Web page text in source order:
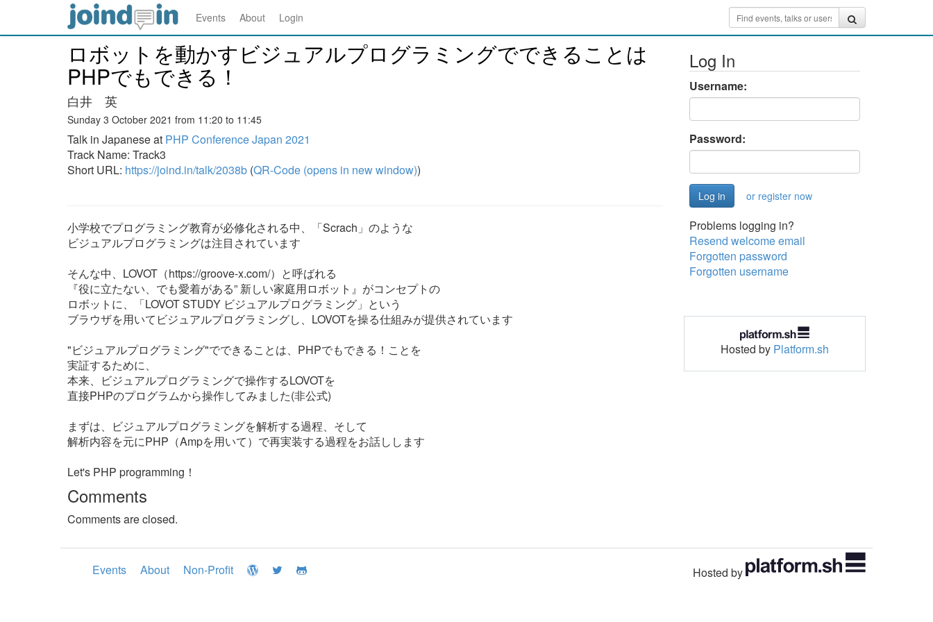
Events About Login
ロボットを動かすビジュアルプログラミングでできることは
PHPでもできる！
白井 英
Sunday 3 October 2021 from 11:20 to 11:45
Talk in Japanese at PHP Conference Japan 2021
Track Name: Track3
Short URL: https://joind.in/talk/2038b (QR-Code (opens in new window))
小学校でプログラミング教育が必修化される中、「Scrach」のような
ビジュアルプログラミングは注目されています
そんな中、LOVOT（https://groove-x.com/）と呼ばれる
『役に立たない、でも愛着がある” 新しい家庭用ロボット』がコンセプトの
ロボットに、「LOVOT STUDY ビジュアルプログラミング」という
ブラウザを用いてビジュアルプログラミングし、LOVOTを操る仕組みが提供されています
"ビジュアルプログラミング"でできることは、PHPでもできる！ことを
実証するために、
本来、ビジュアルプログラミングで操作するLOVOTを
直接PHPのプログラムから操作してみました(非公式)
まずは、ビジュアルプログラミングを解析する過程、そして
解析内容を元にPHP（Ampを用いて）で再実装する過程をお話しします
Let's PHP programming！
Comments
Comments are closed.
Log In
Username:
Password:
or register now
Problems logging in?
Resend welcome email
Forgotten password
Forgotten username
Hosted by Platform.sh
Events About Non-Profit Hosted by